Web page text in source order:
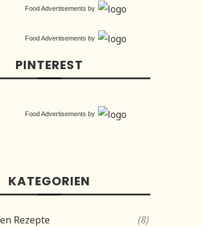
Food Advertisements by
Food Advertisements by
PINTEREST
Food Advertisements by
KATEGORIEN
Rezepte (8)